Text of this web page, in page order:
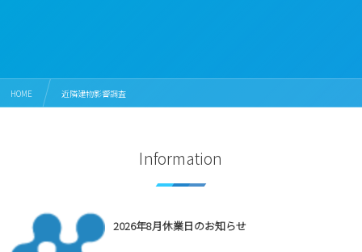
HOME 近隣建物影響調査
Information
2026年8月休業日のお知らせ